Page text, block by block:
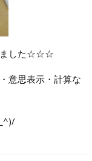
ました☆☆☆
意思表示・計算な